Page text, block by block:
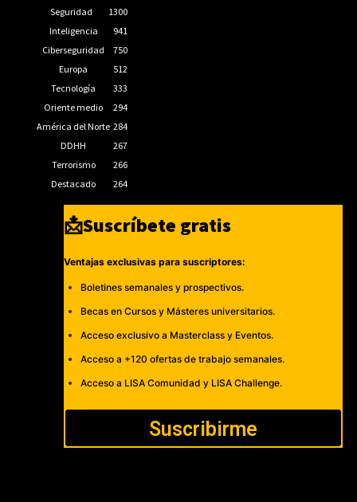
Seguridad
1300
Inteligencia
941
Ciberseguridad
750
Europa
512
Tecnología
333
Oriente medio
294
América del Norte 284
DDHH
267
Terrorismo
266
Destacado
264
📩Suscríbete gratis
Ventajas exclusivas para suscriptores:
Boletines semanales y prospectivos.
Becas en Cursos y Másteres universitarios.
Acceso exclusivo a Masterclass y Eventos.
Acceso a +120 ofertas de trabajo semanales.
Acceso a LISA Comunidad y LISA Challenge.
Suscribirme